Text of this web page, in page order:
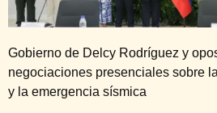
Gobierno de Delcy Rodríguez y
negociaciones presenciales sobre
y la emergencia sísmica